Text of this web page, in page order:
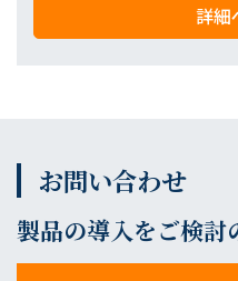
詳細
お問い合わせ
製品の導入をご検討